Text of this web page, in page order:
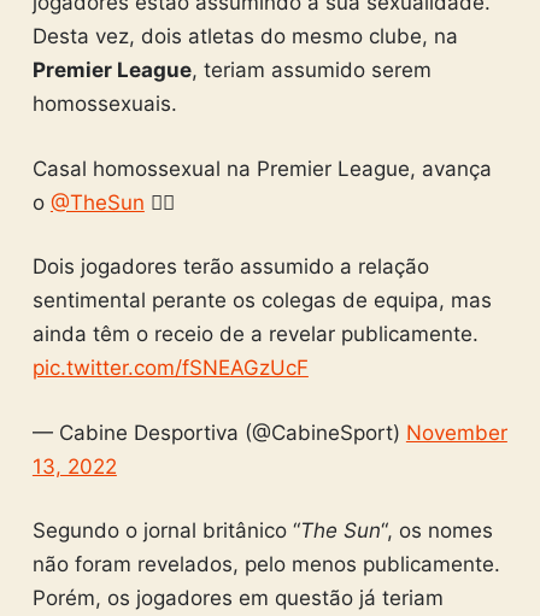
Desta vez, dois atletas do mesmo clube, na
Premier League, teriam assumido serem
homossexuais.
Casal homossexual na Premier League, avança
o @TheSun 🏳️‍🌈
Dois jogadores terão assumido a relação
sentimental perante os colegas de equipa, mas
ainda têm o receio de a revelar publicamente.
pic.twitter.com/fSNEAGzUcF
— Cabine Desportiva (@CabineSport) November
13, 2022
Segundo o jornal britânico “The Sun“, os nomes
não foram revelados, pelo menos publicamente.
Porém, os jogadores em questão já teriam